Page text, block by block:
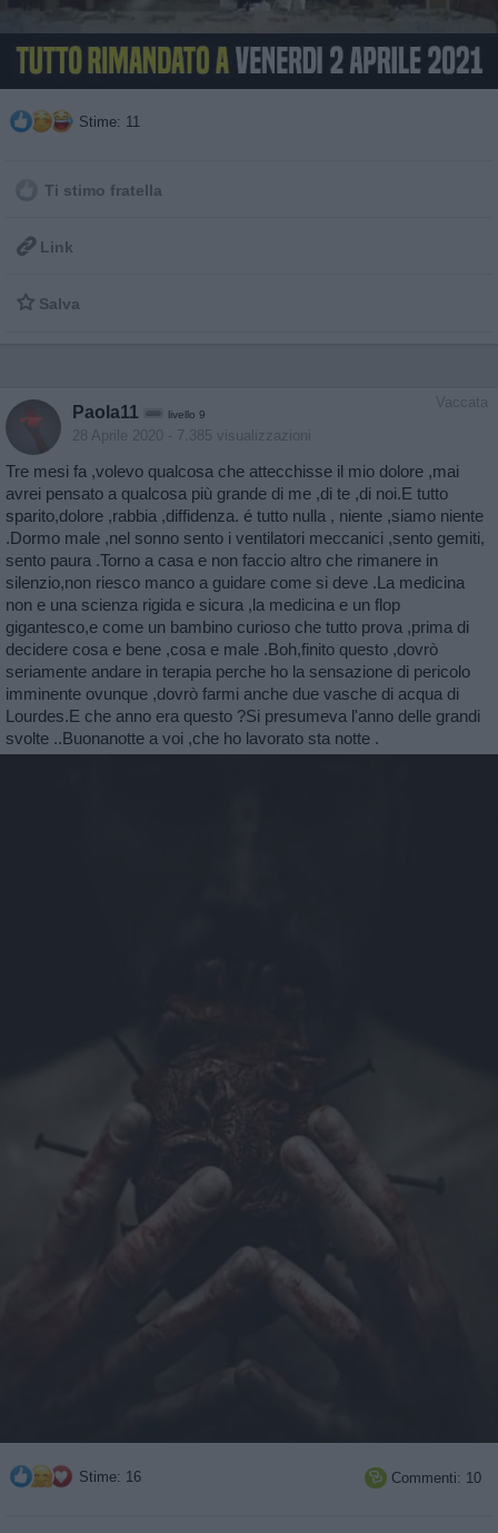
Stime: 11
Ti stimo fratella
 Link
 Salva
Vaccata
Paola11 livello 9
28 Aprile 2020 - 7.385 visualizzazioni
Tre mesi fa ,volevo qualcosa che attecchisse il mio dolore ,mai
avrei pensato a qualcosa più grande di me ,di te ,di noi.E tutto
sparito,dolore ,rabbia ,diffidenza. é tutto nulla , niente ,siamo niente
.Dormo male ,nel sonno sento i ventilatori meccanici ,sento gemiti,
sento paura .Torno a casa e non faccio altro che rimanere in
silenzio,non riesco manco a guidare come si deve .La medicina
non e una scienza rigida e sicura ,la medicina e un flop
gigantesco,e come un bambino curioso che tutto prova ,prima di
decidere cosa e bene ,cosa e male .Boh,finito questo ,dovrò
seriamente andare in terapia perche ho la sensazione di pericolo
imminente ovunque ,dovrò farmi anche due vasche di acqua di
Lourdes.E che anno era questo ?Si presumeva l'anno delle grandi
svolte ..Buonanotte a voi ,che ho lavorato sta notte .
Stime: 16  Commenti: 10